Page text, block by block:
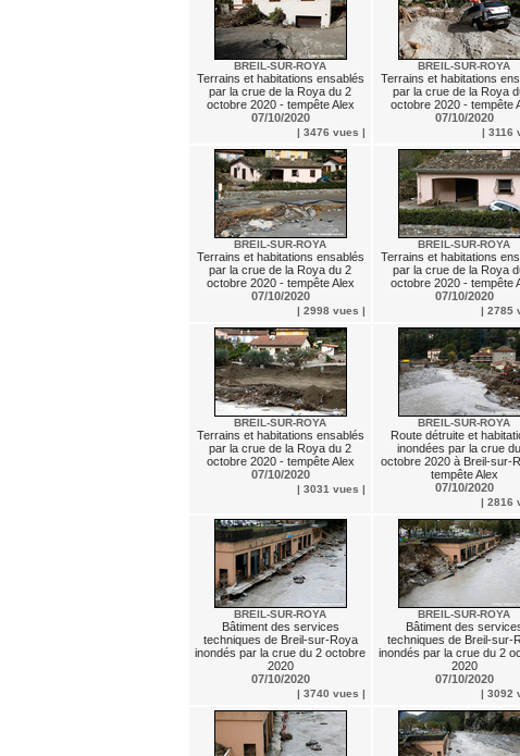
BREIL-SUR-ROYA
Terrains et habitations ensablés
par la crue de la Roya du 2
octobre 2020 - tempête Alex
07/10/2020
| 3476 vues |
BREIL-SUR-ROYA
Terrains et habitations
par la crue de la Roya
octobre 2020 - tempête
07/10/2020
| 3116
BREIL-SUR-ROYA
Terrains et habitations ensablés
par la crue de la Roya du 2
octobre 2020 - tempête Alex
07/10/2020
| 2998 vues |
BREIL-SUR-ROYA
Terrains et habitations
par la crue de la Roya
octobre 2020 - tempête
07/10/2020
| 2785
BREIL-SUR-ROYA
Terrains et habitations ensablés
par la crue de la Roya du 2
octobre 2020 - tempête Alex
07/10/2020
| 3031 vues |
BREIL-SUR-ROYA
Route détruite et
inondées par la crue
octobre 2020 à Breil-sur-
tempête Alex
07/10/2020
| 2816
BREIL-SUR-ROYA
Bâtiment des services
techniques de Breil-sur-Roya
inondés par la crue du 2 octobre
2020
07/10/2020
| 3740 vues |
BREIL-SUR-ROYA
Bâtiment des
techniques de Breil-sur-
inondés par la crue du 2
2020
07/10/2020
| 3092